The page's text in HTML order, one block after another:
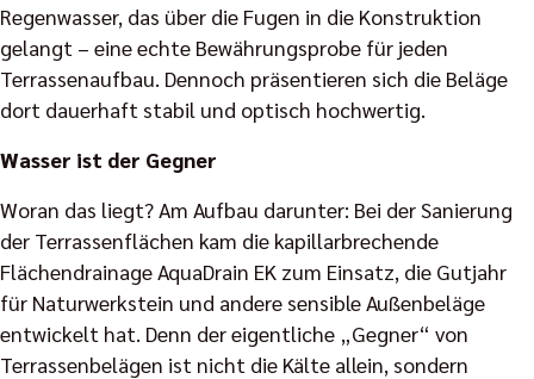
Regenwasser, das über die Fugen in die Konstruktion
gelangt – eine echte Bewährungsprobe für jeden
Terrassenaufbau. Dennoch präsentieren sich die Beläge
dort dauerhaft stabil und optisch hochwertig.
Wasser ist der Gegner
Woran das liegt? Am Aufbau darunter: Bei der Sanierung
der Terrassenflächen kam die kapillarbrechende
Flächendrainage AquaDrain EK zum Einsatz, die Gutjahr
für Naturwerkstein und andere sensible Außenbeläge
entwickelt hat. Denn der eigentliche „Gegner“ von
Terrassenbelägen ist nicht die Kälte allein, sondern